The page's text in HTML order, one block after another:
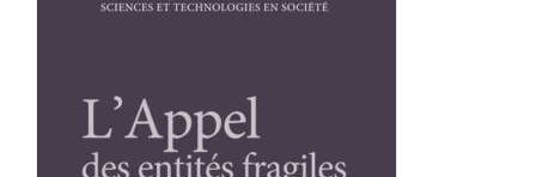
Panier WooCommerce